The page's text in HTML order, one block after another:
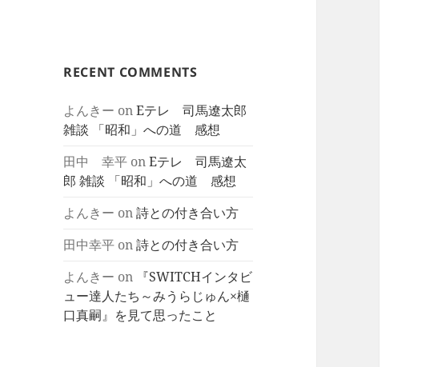
RECENT COMMENTS
よんきー onEテレ 司馬遼太郎
雑談 「昭和」への道 感想
田中 幸平 onEテレ 司馬遼太
郎 雑談 「昭和」への道 感想
よんきー on詩との付き合い方
田中幸平 on詩との付き合い方
よんきー on 『SWITCHインタビ
ュー達人たち～みうらじゅん×樋
口真嗣』を見て思ったこと